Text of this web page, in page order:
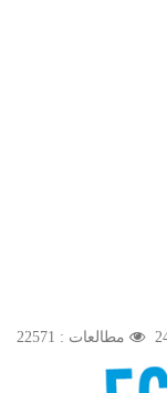
مطالعات : 22571